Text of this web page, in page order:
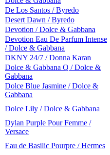
De Los Santos / Byredo
Desert Dawn / Byredo
Devotion / Dolce & Gabbana
Devotion Eau De Parfum Intense
/ Dolce & Gabbana
DKNY 24/7 / Donna Karan
Dolce & Gabbana Q / Dolce &
Gabbana
Dolce Blue Jasmine / Dolce &
Gabbana
Dolce Lily / Dolce & Gabbana
Dylan Purple Pour Femme /
Versace
Eau de Basilic Pourpre / Hermes